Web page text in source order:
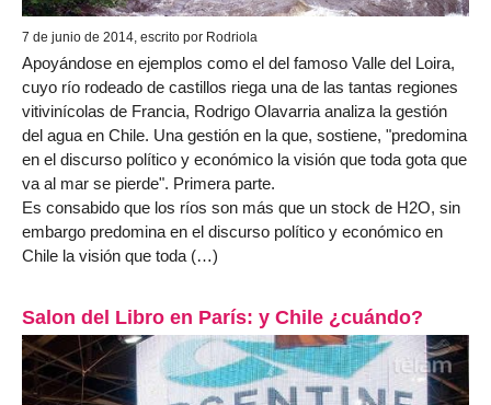
7 de junio de 2014, escrito por Rodriola
Apoyándose en ejemplos como el del famoso Valle del Loira,
cuyo río rodeado de castillos riega una de las tantas regiones
vitivinícolas de Francia, Rodrigo Olavarria analiza la gestión
del agua en Chile. Una gestión en la que, sostiene, "predomina
en el discurso político y económico la visión que toda gota que
va al mar se pierde". Primera parte.
Es consabido que los ríos son más que un stock de H2O, sin
embargo predomina en el discurso político y económico en
Chile la visión que toda (…)
Salon del Libro en París: y Chile ¿cuándo?